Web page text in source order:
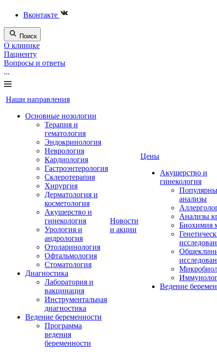
Вконтакте
Поиск
О клинике
Пациенту
Вопросы и ответы
...
Наши направления
Основные нозологии
Терапия и
гематология
Эндокринология
Неврология
Кардиология
Гастроэнтерология
Склеротерапия
Хирургия
Дерматология и
косметология
Акушерство и
гинекология
Урология и
андрология
Отоларинология
Офтальмология
Стоматология
Диагностика
Лаборатория и
вакцинация
Инструментальная
диагностика
Ведение беременности
Программа
ведения
беременности
Новости
и акции
Цены
Акушерство и
гинекология
анализы
Анализы
Биохимия
Ведение